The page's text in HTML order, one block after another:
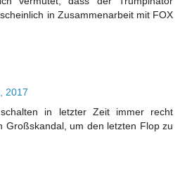
in Zusammenarbeit mit FOX
2017
in letzter Zeit immer recht
Großskandal, um den letzten Flop zu